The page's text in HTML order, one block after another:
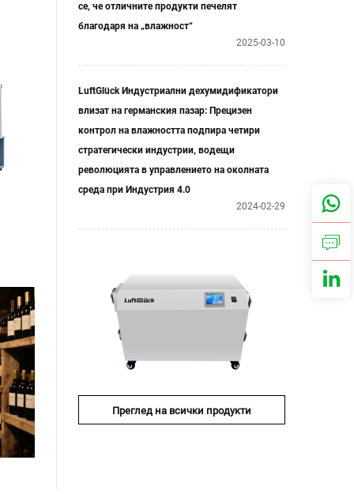
се, че отличните продукти печелят
благодаря на „влажност“
2025-03-10
LuftGlück Индустриални дехумидификатори
влизат на германския пазар: Прецизен
контрол на влажността подпира четири
стратегически индустрии, водещи
революцията в управлението на околната
среда при Индустрия 4.0
2024-02-29
Преглед на всички продукти